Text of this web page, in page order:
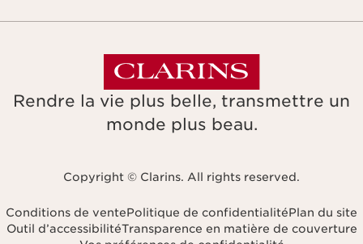
Rendre la vie plus belle, transmettre un
monde plus beau.
Copyright © Clarins. All rights reserved.
Conditions de ventePolitique de confidentialitéPlan du site
Outil d’accessibilitéTransparence en matière de couverture